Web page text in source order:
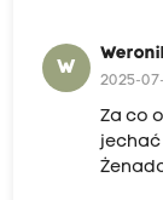
W
2025-
Za co
jechać